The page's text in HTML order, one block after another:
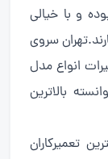
و با خیالی
سروی
تعمیرات انواع مدل
بالاترین
تعمیرکاران